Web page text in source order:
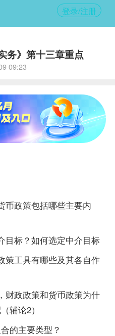
登录/注册
务》第十三章重点
09:23
政策包括哪些主要内
标？如何选定中介目标
工具有哪些及其各自作
政政策和货币政策为什
辅论2）
的主要类型？